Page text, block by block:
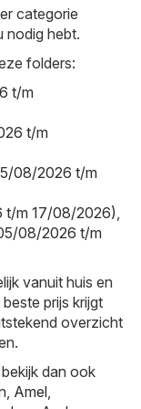
categorie
nodig hebt.
folders:
t/m
t/m
08/2026 t/m
t/m 17/08/2026),
08/2026 t/m
vanuit huis en
prijs krijgt
overzicht
dan ook
Amel,